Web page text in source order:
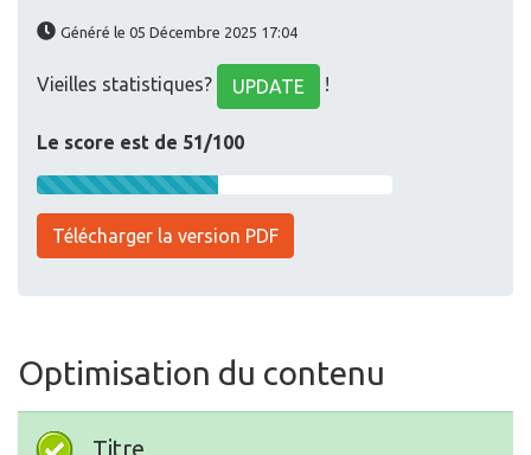
Généré le 05 Décembre 2025 17:04
Vieilles statistiques? UPDATE !
Le score est de 51/100
Télécharger la version PDF
Optimisation du contenu
Titre